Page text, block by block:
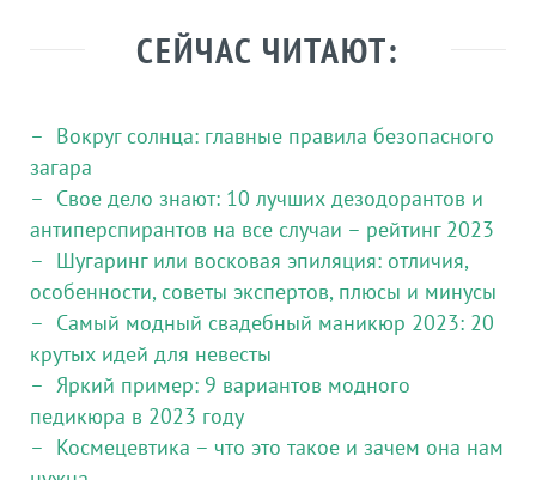
СЕЙЧАС ЧИТАЮТ:
Вокруг солнца: главные правила безопасного
загара
Свое дело знают: 10 лучших дезодорантов и
антиперспирантов на все случаи – рейтинг 2023
Шугаринг или восковая эпиляция: отличия,
особенности, советы экспертов, плюсы и минусы
Самый модный свадебный маникюр 2023: 20
крутых идей для невесты
Яркий пример: 9 вариантов модного
педикюра в 2023 году
Космецевтика – что это такое и зачем она нам